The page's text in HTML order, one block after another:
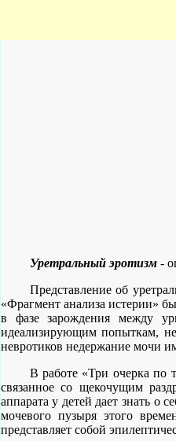
Уретральный эротизм-
Представление об
«Фрагмент анализа истерии»
в фазе зарождения между
идеализирующим попыткам,
невротиков недержание мочи
В работе «Три очерка по
связанное со щекочущим
аппарата у детей дает знать о
мочевого пузыря этого
представляет собой